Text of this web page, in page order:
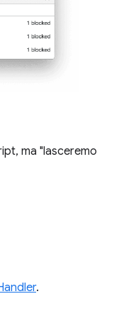
ma "lasceremo
.